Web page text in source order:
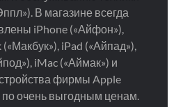
В магазине всегда
iPhone («Айфон»),
iPad («Айпад»),
iMac («Аймак») и
фирмы Apple
по очень выгодным ценам.